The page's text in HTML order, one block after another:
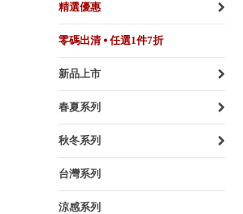
精選優惠
零碼出清 ⦁ 任選1件7折
新品上市
春夏系列
秋冬系列
台灣系列
涼感系列